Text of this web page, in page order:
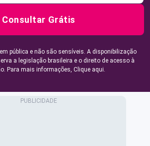
Consultar Grátis
pública e não são sensíveis. A disponibilização
a legislação brasileira e o direito de acesso à
Para mais informações, Clique aqui.